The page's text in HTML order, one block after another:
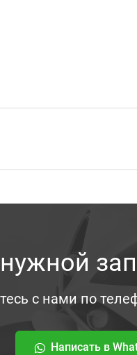
с нами по
Написать в